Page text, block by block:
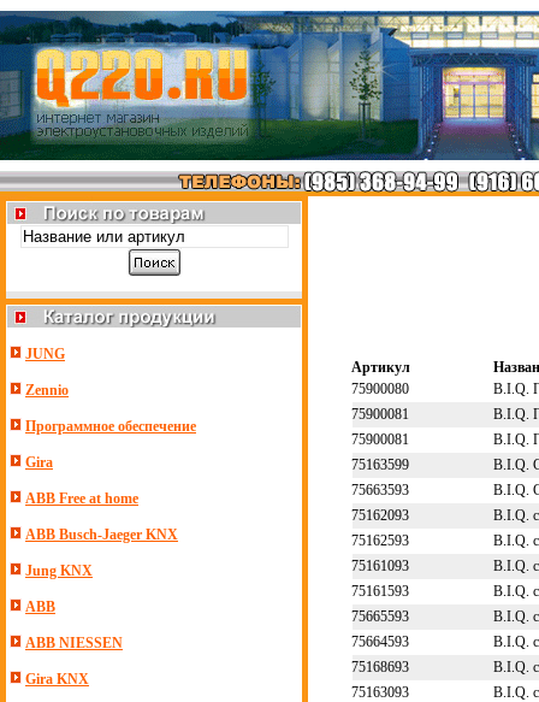
JUNG
Zennio
Программное обеспечение
Gira
ABB Free at home
ABB Busch-Jaeger KNX
Jung KNX
ABB
ABB NIESSEN
Gira KNX
Артикул
75900080
B.I.Q.
75900081
B.I.Q.
75900081
B.I.Q.
75163599
B.I.Q.
75663593
B.I.Q.
75162093
B.I.Q.
75162593
B.I.Q.
75161093
B.I.Q.
75161593
B.I.Q.
75665593
B.I.Q.
75664593
B.I.Q.
75168693
B.I.Q.
75163093
B.I.Q.